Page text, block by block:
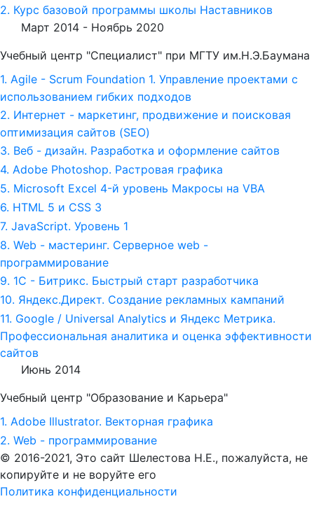
2. Курс базовой программы школы Наставников
Март 2014 - Ноябрь 2020
Учебный центр "Специалист" при МГТУ им.Н.Э.Баумана
1. Agile - Scrum Foundation 1. Управление проектами с
использованием гибких подходов
2. Интернет - маркетинг, продвижение и поисковая
оптимизация сайтов (SEO)
3. Веб - дизайн. Разработка и оформление сайтов
4. Adobe Photoshop. Растровая графика
5. Microsoft Excel 4-й уровень Макросы на VBA
6. HTML 5 и СSS 3
7. JavaScript. Уровень 1
8. Web - мастеринг. Серверное web -
программирование
9. 1С - Битрикс. Быстрый старт разработчика
10. Яндекс.Директ. Создание рекламных кампаний
11. Google / Universal Analytics и Яндекс Метрика.
Профессиональная аналитика и оценка эффективности
сайтов
Июнь 2014
Учебный центр "Образование и Карьера"
1. Adobe Illustrator. Векторная графика
2. Web - программирование
© 2016-2021, Это сайт Шелестова Н.Е., пожалуйста, не
копируйте и не воруйте его
Политика конфиденциальности